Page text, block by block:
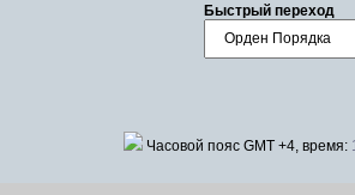
Быстрый переход
Часовой пояс GMT +4, время: